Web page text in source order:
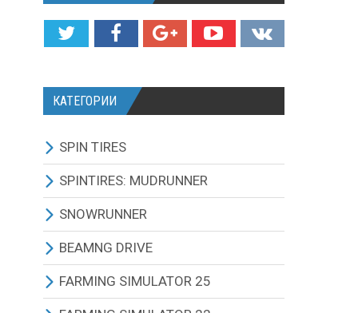
КАТЕГОРИИ
SPIN TIRES
СКАЧАТЬ ИГРУ
ВСЕ МОДЫ
ТЕХНИКА
КАРТЫ
SPINTIRES: MUDRUNNER
ВСЕ МОДЫ
ГРУЗОВИКИ
ВНЕДОРОЖНИКИ
SNOWRUNNER
ВСЕ МОДЫ
ГРУЗОВИКИ
BEAMNG DRIVE
BEAMNG DRIVE ИГРА И
ОБНОВЛЕНИЯ
FARMING SIMULATOR 25